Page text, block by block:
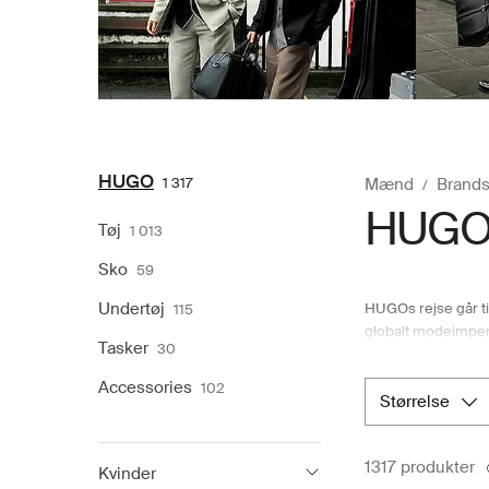
HUGO 1 317
Tøj 1 013
Sko 59
Undertøj 115
Tasker 30
Accessories 102
Kvinder
Mænd
HUGOs rejse går
globalt
avantgarde-mode
og eventyrlysten
nordiske online-
størrelse
1317 produkter